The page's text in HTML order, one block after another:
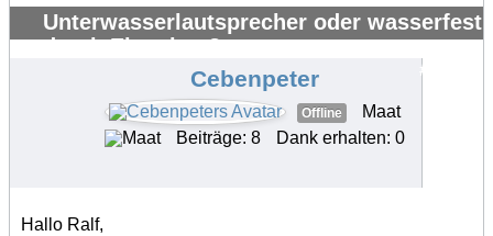
Unterwasserlautsprecher oder wasserfest
durch Eigenbau?
#34170
Cebenpeter
Offline
Maat
Beiträge: 8
Dank erhalten: 0
Hallo Ralf,